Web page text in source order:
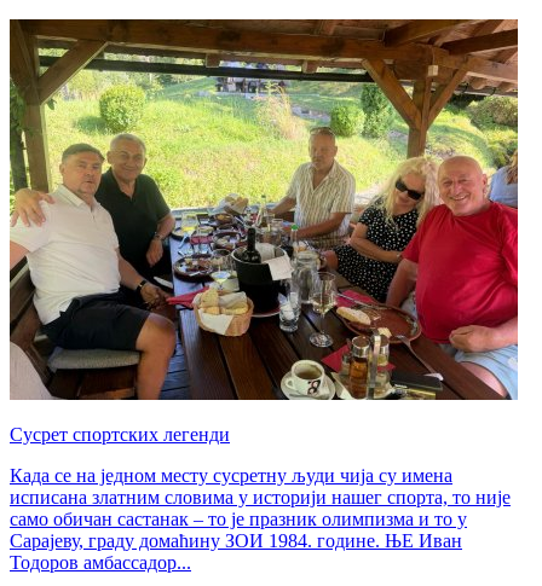
Сусрет спортских легенди
Када се на једном месту сусретну људи чија су имена
исписана златним словима у историји нашег спорта, то није
само обичан састанак – то је празник олимпизма и то у
Сарајеву, граду домаћину ЗОИ 1984. године. ЊЕ Иван
Тодоров амбассадор...